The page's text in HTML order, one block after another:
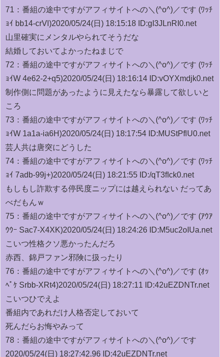
71： 番組の途中ですがアフィサイトへの＼(^o^)／です (ﾜｯﾁ
ｮｲ bb14-crVl)2020/05/24(日) 18:15:18 ID:gI3JLnRI0.net
山里確実にメンタルやられてそうだな
結婚しておいてよかったねまじで
72： 番組の途中ですがアフィサイトへの＼(^o^)／です (ﾜｯﾁ
ｮｲW 4e62-2+q5)2020/05/24(日) 18:16:14 ID:vOYXmdjk0.net
制作側に問題があったように見えたなら暴露して欲しいと
ころ
73： 番組の途中ですがアフィサイトへの＼(^o^)／です (ﾜｯﾁ
ｮｲW 1a1a-ia6H)2020/05/24(日) 18:17:54 ID:MUStPflU0.net
芸人共は唐突にどうした
74： 番組の途中ですがアフィサイトへの＼(^o^)／です (ﾜｯﾁ
ｮｲ 7adb-99j+)2020/05/24(日) 18:21:55 ID:/qT3fIck0.net
もしもし詐欺する停民度ニップには越えられない だってあ
べだもんｗ
75： 番組の途中ですがアフィサイトへの＼(^o^)／です (ｱｳｱ
ｳｳｰ Sac7-X4XK)2020/05/24(日) 18:24:26 ID:M5uc2oIUa.net
こいつ性格クソ悪かったんだろ
赤西、錦戸ファン邪険に扱ったり
76： 番組の途中ですがアフィサイトへの＼(^o^)／です (ｵｯ
ﾍﾟｹ Srbb-XRt4)2020/05/24(日) 18:27:11 ID:42uEZDNTr.net
こいつひでえよ
番組内であれだけ人格否定しておいて
死んだらお悔やみって
78： 番組の途中ですがアフィサイトへの＼(^o^)／です
2020/05/24(日) 18:27:42.96 ID:42uEZDNTr.net